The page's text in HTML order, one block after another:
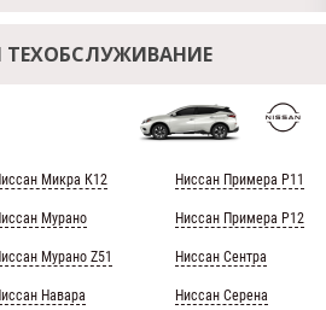
ТЕХОБСЛУЖИВАНИЕ
Микра К12
Мурано
Мурано Z51
Навара
Ниссан Примера Р11
Ниссан Примера Р12
Ниссан Сентра
Ниссан Серена